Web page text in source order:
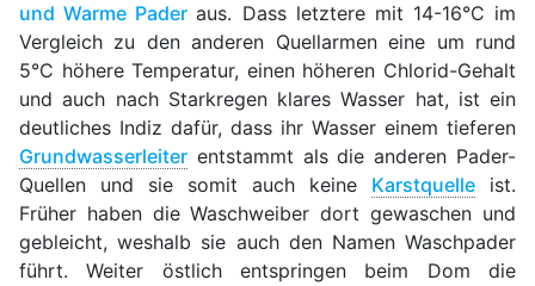
und Warme Paderaus. Dass letztere mit 14-16°C im
Vergleich zu den anderen Quellarmen eine um rund
5°C höhere Temperatur, einen höheren Chlorid-Gehalt
und auch nach Starkregen klares Wasser hat, ist ein
deutliches Indiz dafür, dass ihr Wasser einem tieferen
Grundwasserleiter entstammt als die anderen Pader-
Quellen und sie somit auch keine Karstquelle ist.
Früher haben die Waschweiber dort gewaschen und
gebleicht, weshalb sie auch den Namen Waschpader
führt. Weiter östlich entspringen beim Dom die